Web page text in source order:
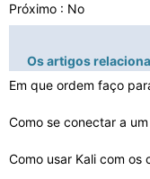
Próximo : No
Os artigos
Como se conectar a
Como usar Kali com os